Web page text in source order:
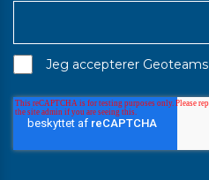
Jeg accepterer Geoteams